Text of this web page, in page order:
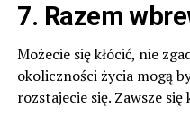
7. Razem
Możecie się kłócić, nie
okoliczności życia mogą
rozstajecie się. Zawsze się